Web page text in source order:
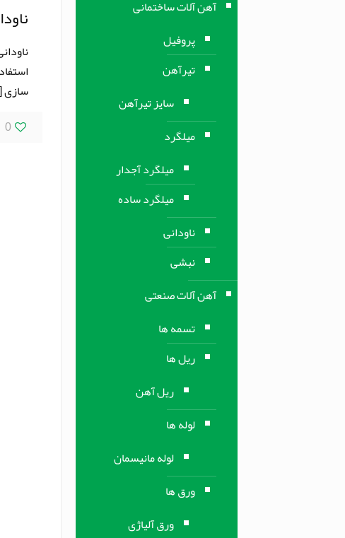
سازی
0
آهن آلات ساختمانی
پروفیل
تیرآهن
سایز تیرآهن
میلگرد
میلگرد آجدار
میلگرد ساده
ناودانی
نبشی
آهن آلات صنعتی
تسمه ها
ریل ها
ریل آهن
لوله ها
لوله مانیسمان
ورق ها
ورق آلیاژی